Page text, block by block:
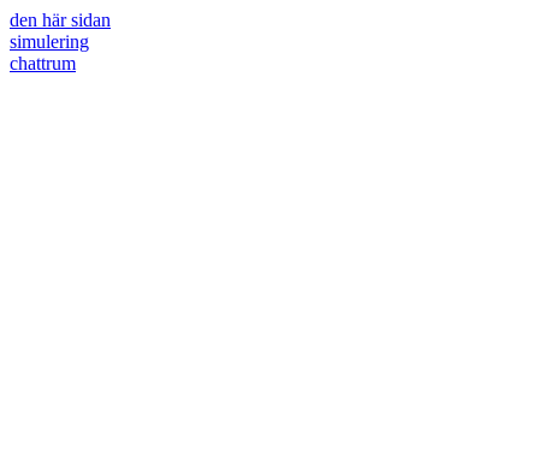
den här sidan
simulering
chattrum